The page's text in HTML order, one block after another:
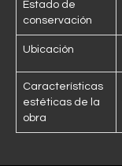
Estado de
conservación
Ubicación
Características
estéticas de la
obra